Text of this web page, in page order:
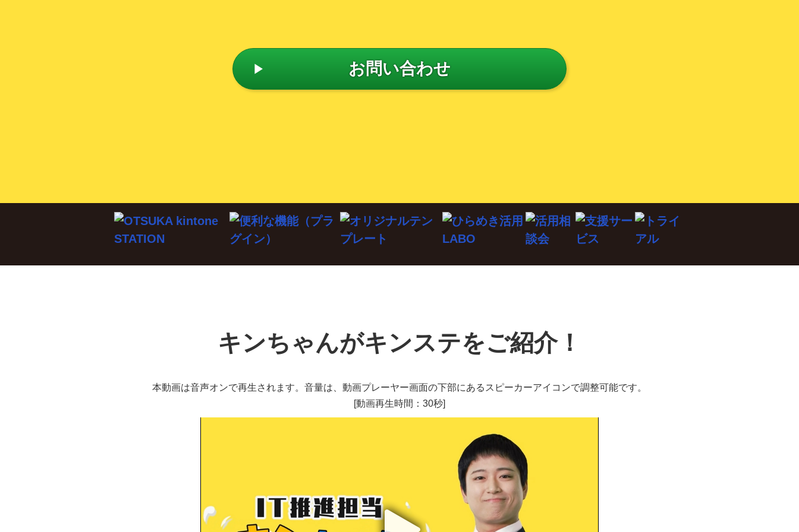
お問い合わせ
キンちゃんがキンステをご紹介！
本動画は音声オンで再生されます。音量は、動画プレーヤー画面の下部にあるスピーカーアイコンで調整可能です。
[動画再生時間：30秒]